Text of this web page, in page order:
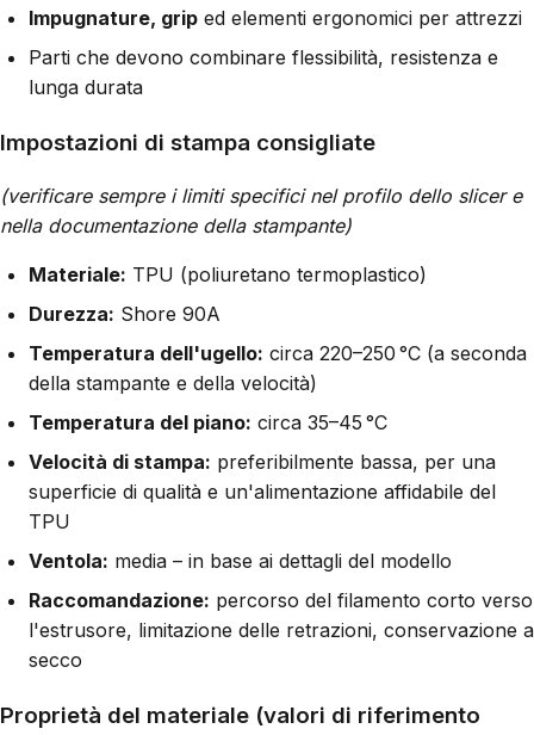
Impugnature, grip ed elementi ergonomici per attrezzi
Parti che devono combinare flessibilità, resistenza e
lunga durata
Impostazioni di stampa consigliate
(verificare sempre i limiti specifici nel profilo dello slicer e
nella documentazione della stampante)
Materiale: TPU (poliuretano termoplastico)
Durezza: Shore 90A
Temperatura dell'ugello: circa 220–250 °C (a seconda
della stampante e della velocità)
Temperatura del piano: circa 35–45 °C
Velocità di stampa: preferibilmente bassa, per una
superficie di qualità e un'alimentazione affidabile del
TPU
Ventola: media – in base ai dettagli del modello
Raccomandazione: percorso del filamento corto verso
l'estrusore, limitazione delle retrazioni, conservazione a
secco
Proprietà del materiale (valori di riferimento